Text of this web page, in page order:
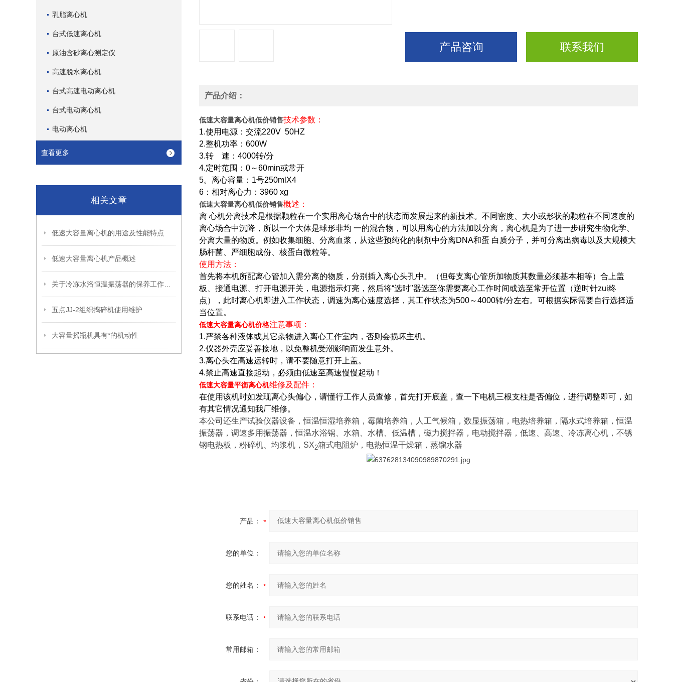
乳脂离心机
台式低速离心机
原油含砂离心测定仪
高速脱水离心机
台式高速电动离心机
台式电动离心机
电动离心机
查看更多
相关文章
低速大容量离心机的用途及性能特点
低速大容量离心机产品概述
五点JJ-2组织捣碎机使用维护
大容量摇瓶机具有*的机动性
产品咨询 联系我们
产品介绍：
低速大容量离心机低价销售技术参数：
1.使用电源：交流220V 50HZ
2.整机功率： 600W
3.转 速： 4000转/分
4.定时范围： 0～60min或常开
5。离心容量：1号250mlX4
6：相对离心力：3960 xg
低速大容量离心机低价销售概述：
离 心机分离技术是根据颗粒在一个实用离心场合中的状态而发展起来的新技术。不同密度、大小或形状的颗粒在不同速度的
离心场合中沉降，所以一个大体是球形非均 一的混合物，可以用离心的方法加以分离，离心机是为了进一步研究生物化学、
分离大量的物质。例如收集细胞、分离血浆，从这些预纯化的制剂中分离DNA和蛋 白质分子，并可分离出病毒以及大规模大
肠杆菌、严细胞成份、核蛋白微粒等。
使用方法：
首先将本机所配离心管加入需分离的物质，分别插入离心头孔中。（但每支离心管所加物质其数量必须基本相等）合上盖
板、接通电源、打开电源开关，电源指示灯亮，然后将“选时"器选至你需要离心工作时间或选至常开位置（逆时针zui终
点），此时离心机即进入工作状态，调速为离心速度选择，其工作状态为500～4000转/分左右。可根据实际需要自行选择适
当位置。
低速大容量离心机价格注意事项：
1.严禁各种液体或其它杂物进入离心工作室内，否则会损坏主机。
2.仪器外壳应妥善接地，以免整机受潮影响而发生意外。
3.离心头在高速运转时，请不要随意打开上盖。
4.禁止高速直接起动，必须由低速至高速慢慢起动！
低速大容量平衡离心机维修及配件：
在使用该机时如发现离心头偏心，请懂行工作人员查修，首先打开底盖，查一下电机三根支柱是否偏位，进行调整即可，如
有其它情况通知我厂维修。
本公司还生产试验仪器设备，恒温恒湿培养箱，霉菌培养箱，人工气候箱，数显振荡箱，电热培养箱，隔水式培养箱，恒温
振荡器，调速多用振荡器，恒温水浴锅、水箱、水槽、低温槽，磁力搅拌器，电动搅拌器，低速、高速、冷冻离心机，不锈
钢电热板，粉碎机、均浆机，SX2箱式电阻炉，电热恒温干燥箱，蒸馏水器
产品：
您的单位：
您的姓名：
联系电话：
常用邮箱：